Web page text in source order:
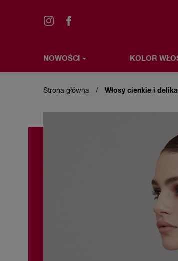
NOWOŚCI KOLOR
Strona główna Włosy cienkie i